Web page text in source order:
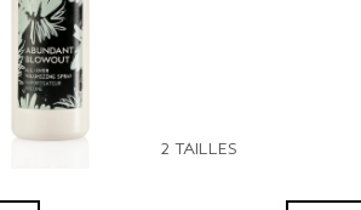
2 TAILLES